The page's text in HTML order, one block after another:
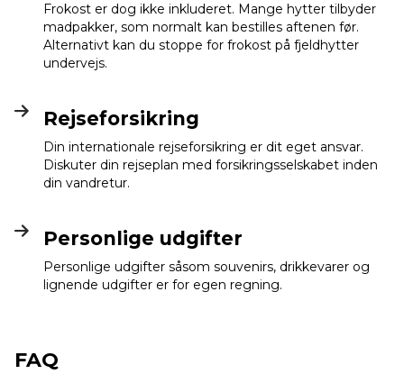
Frokost er dog ikke inkluderet. Mange hytter tilbyder
madpakker, som normalt kan bestilles aftenen før.
Alternativt kan du stoppe for frokost på fjeldhytter
undervejs.
Rejseforsikring
Din internationale rejseforsikring er dit eget ansvar.
Diskuter din rejseplan med forsikringsselskabet inden
din vandretur.
Personlige udgifter
Personlige udgifter såsom souvenirs, drikkevarer og
lignende udgifter er for egen regning.
FAQ